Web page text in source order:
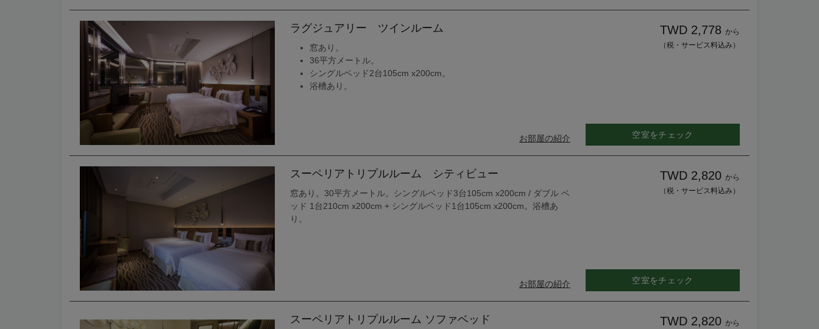
ラグジュアリー ツインルーム
窓あり。
36平方メートル。
シングルベッド2台105cm x200cm。
浴槽あり。
お部屋の紹介
TWD 2,778 から
（税・サービス料込み）
空室をチェック
スーペリアトリプルルーム シティビュー
窓あり。30平方メートル。シングルベッド3台105cm x200cm / ダブル ベ
ッド 1台210cm x200cm + シングルベッド1台105cm x200cm。浴槽あ
り。
お部屋の紹介
TWD 2,820 から
（税・サービス料込み）
空室をチェック
スーペリアトリプルルーム ソファベッド TWD 2,820 から